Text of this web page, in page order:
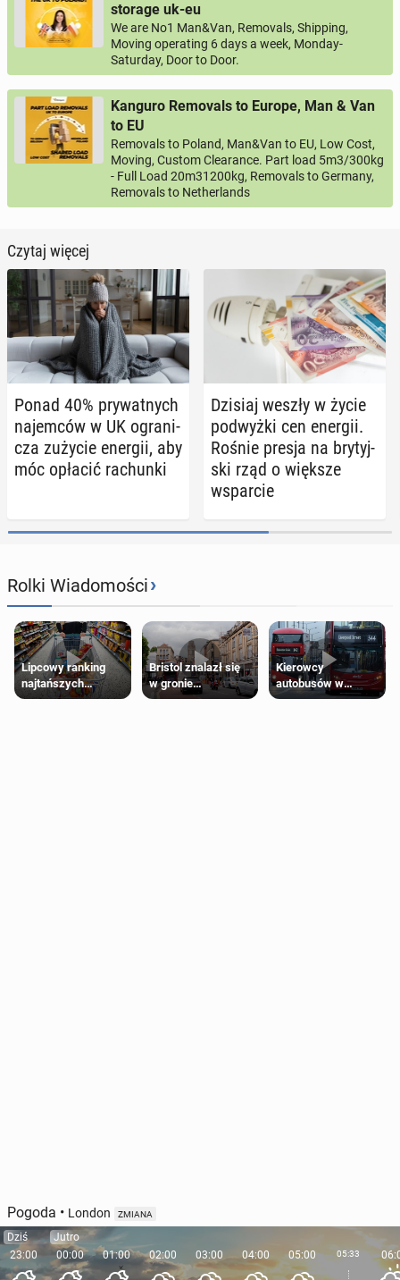
storage uk-eu
We are No1 Man&Van, Removals, Shipping,
Moving operating 6 days a week, Monday-
Saturday, Door to Door.
Kanguro Removals to Europe, Man & Van
to EU
Removals to Poland, Man&Van to EU, Low Cost,
Moving, Custom Clearance. Part load 5m3/300kg
- Full Load 20m31200kg, Removals to Germany,
Removals to Netherlands
Czytaj więcej
Ponad 40% pry­wat­nych
na­jem­ców w UK ogra­ni­
cza zużycie energii, aby
móc opłacić ra­chun­ki
Dzisiaj weszły w życie
pod­wyż­ki cen energii.
Rośnie presja na bry­tyj­
ski rząd o większe
wspar­cie
Rolki Wiadomości›
Lipcowy ranking
najtańszych
supermarketów
Bristol znalazł się
w gronie
najlepszych
Kierowcy
autobusów w
Londynie
Pogoda • London ZMIANA
Dziś
23:00
Jutro
00:00
01:00 02:00 03:00 04:00 05:00 05:33